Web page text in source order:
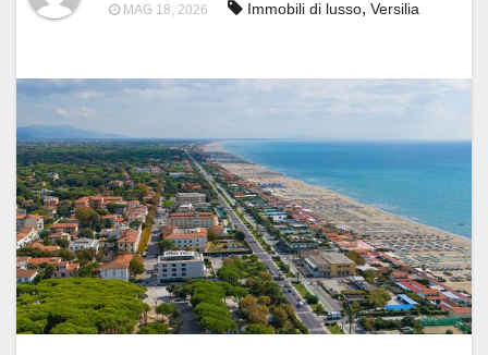
MAG 18, 2026 Immobili di lusso, Versilia